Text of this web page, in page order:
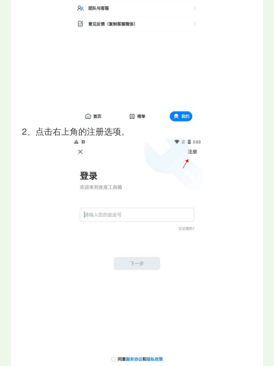
2、点击右上角的注册选项。